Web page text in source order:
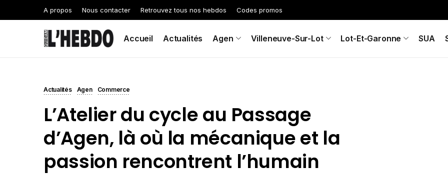
A propos Nous contacter Retrouvez tous nos hebdos Codes promos
Accueil Actualités Agen Villeneuve-Sur-Lot Lot-Et-Garonne SUA
Actualités Agen Commerce
L’Atelier du cycle au Passage
d’Agen, là où la mécanique et la
passion rencontrent l’humain